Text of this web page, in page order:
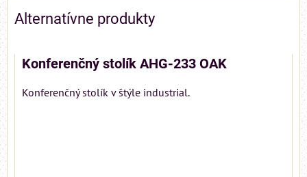
Alternatívne produkty
Konferenčný stolík AHG-233 OAK
Konferenčný stolík v štýle industrial.